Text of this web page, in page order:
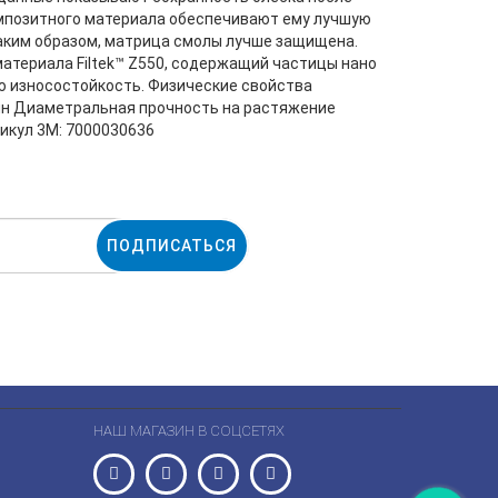
материала обеспечивают ему лучшую
образом, матрица смолы лучше защищена.
Filtek™ Z550, содержащий частицы нано
Физические свойства
Диаметральная прочность на растяжение
3M: 7000030636
ПОДПИСАТЬСЯ
НАШ МАГАЗИН В СОЦСЕТЯХ